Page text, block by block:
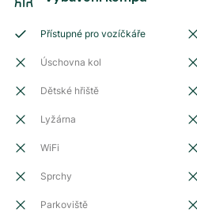
Přístupné pro vozíčkáře
Úschovna kol
Dětské hřiště
Lyžárna
WiFi
Sprchy
Parkoviště